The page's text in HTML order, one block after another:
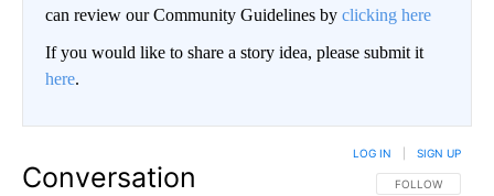
can review our Community Guidelines by clicking here
If you would like to share a story idea, please submit it
here.
Conversation FOLLOW THIS
FOLLOW
LOG IN SIGN UP